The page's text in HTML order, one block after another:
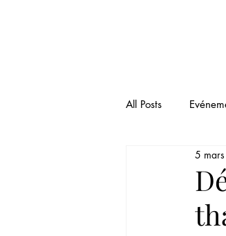
All Posts
Restaurant |
Thailande |
5